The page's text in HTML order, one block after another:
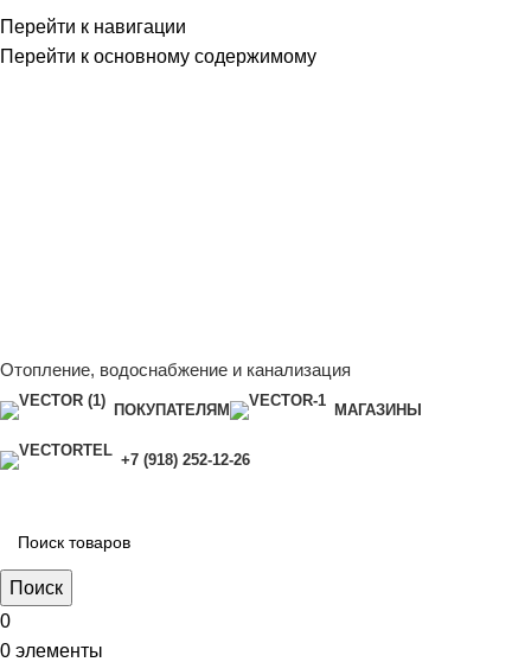
Перейти к навигации
Перейти к основному содержимому
Отопление, водоснабжение и канализация
ПОКУПАТЕЛЯМ МАГАЗИНЫ
+7 (918) 252-12-26
Поиск
0
0 элементы